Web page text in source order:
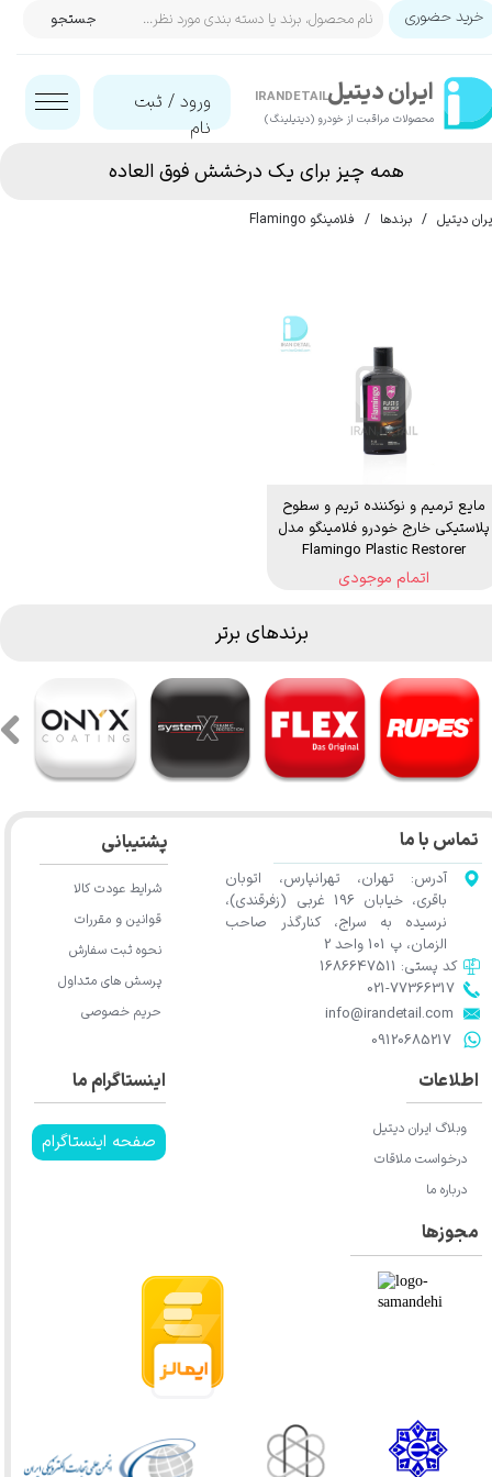
ایران‌ دیتیل
محصولات مراقبت از خودرو (دیتیلینگ)​​​​​​​
IRANDETAIL ورود / ثبت
نام
حساب کاربری من
تغییر گذر واژه
جستجو خرید حضوری
همه چیز برای یک درخشش فوق العاده
دیتیل برندها فلامینگو Flamingo
مایع ترمیم و نوکننده تریم و سطوح
پلاستیکی خارج خودرو فلامینگو مدل
Flamingo Plastic Restorer
اتمام موجودی
برندهای برتر
تماس با ما
آدرس: تهران، تهرانپارس، اتوبان
باقری، خیابان 196 غربی (زفرقندی)،
نرسیده به سراج، کنارگذر صاحب
الزمان، پ 101 واحد 2
​​​​​​​info@irandetail.com
021-77366317​​​​​​​​​​​​​​​​​​​​​
​​​​​​​09120685217​​​​​​​
کد پستی: 1686647511
اینستاگرام ما
صفحه اینستاگرام
اطلاعات
وبلاگ ایران دیتیل
درخواست ملاقات
درباره ما
پشتیبانی
شرایط عودت کالا
قوانین و مقررات
نحوه ثبت سفارش
پرسش های متداول
حریم خصوصی
مجوزها